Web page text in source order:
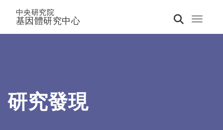
Toggle
中央研究院
基因體研究中心
研究發現